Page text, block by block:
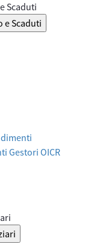
Scaduti
e Scaduti
Gestori OICR